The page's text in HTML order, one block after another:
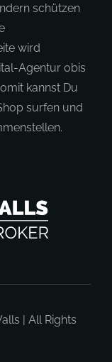
schützen
wird
Agentur obis
kannst Du
surfen und
| All Rights